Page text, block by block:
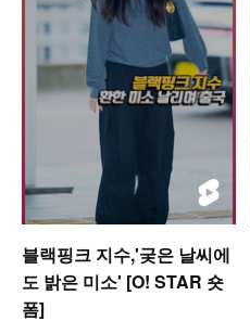
블랙핑크 지수,'궂은 날씨에
도 밝은 미소' [O! STAR 숏
폼]